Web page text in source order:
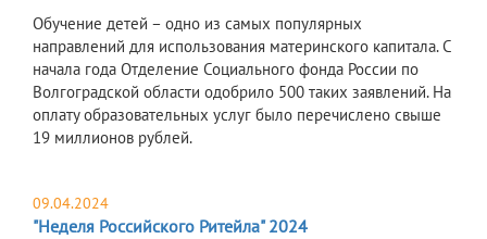
Обучение детей – одно из самых популярных
направлений для использования материнского капитала. С
начала года Отделение Социального фонда России по
Волгоградской области одобрило 500 таких заявлений. На
оплату образовательных услуг было перечислено свыше
19 миллионов рублей.
09.04.2024
"Неделя Российского Ритейла" 2024